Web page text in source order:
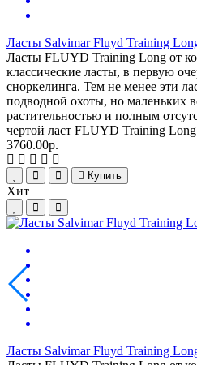
Ласты Salvimar Fluyd Training
Ласты FLUYD Training Long от
классические ласты, в первую
сноркелинга. Тем не менее эти
подводной охоты, но маленьких
растительностью и полным
чертой ласт FLUYD Training
3760.00р.
Купить
Хит
Ласты Salvimar Fluyd Training